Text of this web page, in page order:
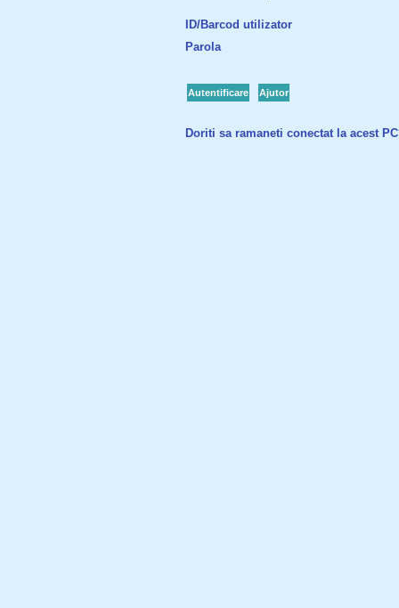
ID/Barcod utilizator
Parola
Autentificare Ajutor
Doriti sa ramaneti conectat la acest